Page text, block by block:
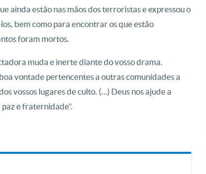
ainda estão nas mãos dos terroristas e expressou o
bem como para encontrar os que estão
foram mortos.
muda e inerte diante do vosso drama.
vontade pertencentes a outras comunidades a
vossos lugares de culto. (…) Deus nos ajude a
e fraternidade”.